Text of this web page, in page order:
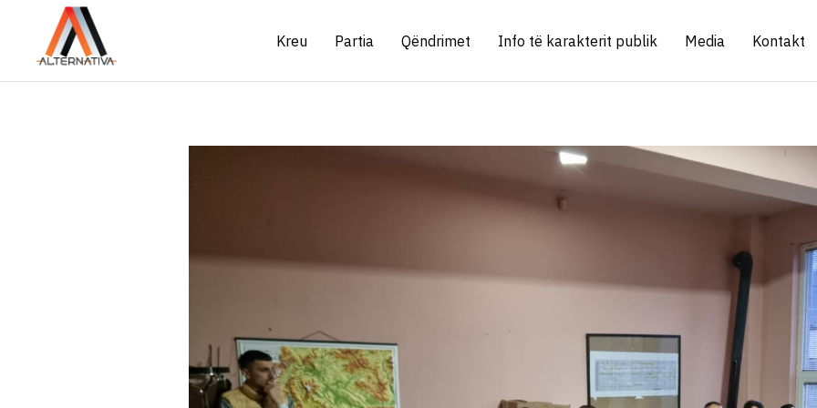
Kreu Partia Qëndrimet Info të karakterit publik Media Kontakt